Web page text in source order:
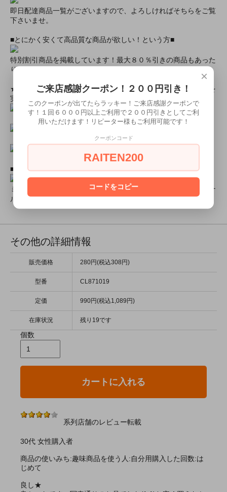
即日配達商品一覧がございますので、よろしければそちらをご覧
下さいませ。
■とにかく安くて高品質な商品が欲しい！という方■
特別割引商品を掲載しています！最大８０％引きの商品もあった
りします！
★ミアカフェ・ミアリラではミアコス衣装を着用したイベントを
実施中★
■ミアコスモデル＆カフェオリジナルグッズショップ■
ミアコスチュームモデル撮影元サイズ画像やミアカフェオリジナ
ルグッズ販売中！
その他の詳細情報
販売価格 280円(税込308円)
型番 CL871019
定価 990円(税込1,089円)
在庫状況 残り19です
個数
カートに入れる
系列店舗のレビュー転載
30代 女性購入者
商品の使いみち:趣味商品を使う人:自分用購入した回数:は
じめて
良し★
×
ご来店感謝クーポン！２００円引き！
このクーポンが出てたらラッキー！ご来店感謝クーポンで
す！１回６０００円以上ご利用で２００円引きとしてご利
用いただけます！リピーター様もご利用可能です！
クーポンコード
RAITEN200
コードをコピー